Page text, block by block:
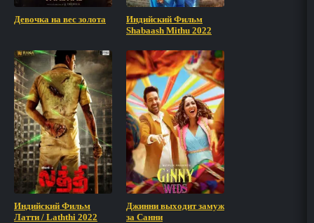
Девочка на вес золота
Индийский Фильм
Shabaash Mithu 2022
Индийский Фильм
Латти / Laththi 2022
Джинни выходит замуж
за Санни